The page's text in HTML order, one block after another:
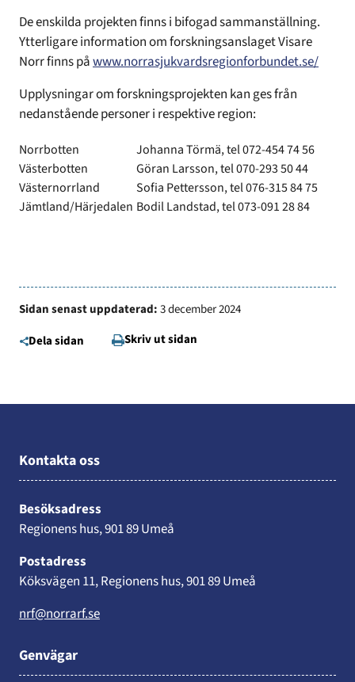
De enskilda projekten finns i bifogad sammanställning.
Ytterligare information om forskningsanslaget Visare
Norr finns påwww.norrasjukvardsregionforbundet.se/
Upplysningar om forskningsprojekten kan ges från
nedanstående personer i respektive region:
Norrbotten
Västerbotten
Västernorrland
Jämtland/Härjedalen
Johanna Törmä, tel 072-454 74 56
Göran Larsson, tel 070-293 50 44
Sofia Pettersson, tel 076-315 84 75
Bodil Landstad, tel 073-091 28 84
Sidan senast uppdaterad:3 december 2024
Dela sidan
Skriv ut sidan
Kontakta oss
Besöksadress
Regionens hus, 901 89 Umeå
Postadress
Köksvägen 11, Regionens hus, 901 89 Umeå
nrf@norrarf.se
Genvägar